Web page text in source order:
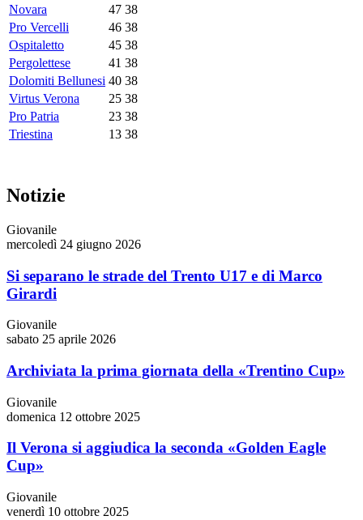
Novara
47 38
Pro Vercelli
46 38
Ospitaletto
45 38
Pergolettese
41 38
Dolomiti Bellunesi 40 38
Virtus Verona
25 38
Pro Patria
23 38
Triestina
13 38
Notizie
Giovanile
mercoledì 24 giugno 2026
Si separano le strade del Trento U17 e di Marco
Girardi
Giovanile
sabato 25 aprile 2026
Archiviata la prima giornata della «Trentino Cup»
Giovanile
domenica 12 ottobre 2025
Il Verona si aggiudica la seconda «Golden Eagle
Cup»
Giovanile
venerdì 10 ottobre 2025